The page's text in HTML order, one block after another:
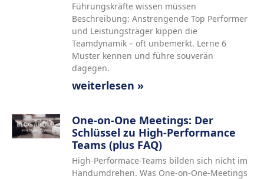
Führungskräfte wissen müssen
Beschreibung: Anstrengende Top Performer
und Leistungsträger kippen die
Teamdynamik – oft unbemerkt. Lerne 6
Muster kennen und führe souverän
dagegen.
weiterlesen »
One-on-One Meetings: Der
Schlüssel zu High-Performance
Teams (plus FAQ)
High-Performace-Teams bilden sich nicht im
Handumdrehen. Was One-on-One-Meetings